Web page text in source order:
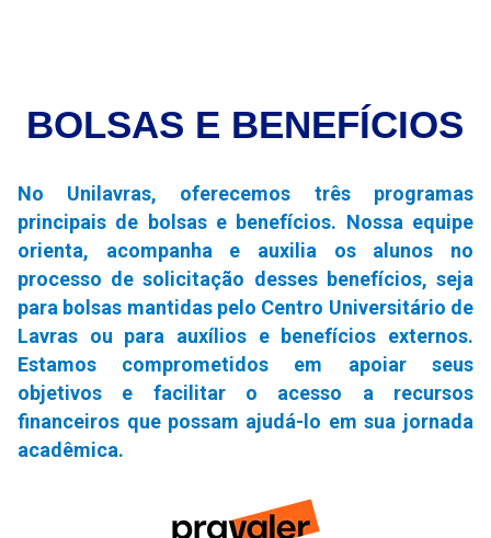
BOLSAS E BENEFÍCIOS
No Unilavras, oferecemos três programas
principais de bolsas e benefícios. Nossa equipe
orienta, acompanha e auxilia os alunos no
processo de solicitação desses benefícios, seja
para bolsas mantidas pelo Centro Universitário de
Lavras ou para auxílios e benefícios externos.
Estamos comprometidos em apoiar seus
objetivos e facilitar o acesso a recursos
financeiros que possam ajudá-lo em sua jornada
acadêmica.